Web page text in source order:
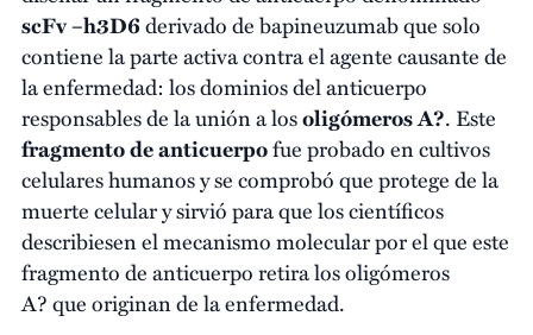
scFv –h3D6derivado de bapineuzumab que solo
contiene la parte activa contra el agente causante de
la enfermedad: los dominios del anticuerpo
responsables de la unión a losoligómeros A?. Este
fragmento de anticuerpofue probado en cultivos
celulares humanos y se comprobó que protege de la
muerte celular y sirvió para que los científicos
describiesen el mecanismo molecular por el que este
fragmento de anticuerpo retira los oligómeros
A? que originan de la enfermedad.